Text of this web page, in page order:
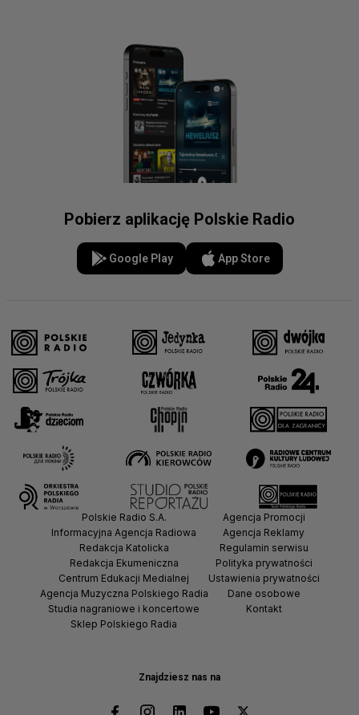
Pobierz aplikację Polskie Radio
Google Play App Store
Znajdziesz nas na
Polskie Radio S.A.
Informacyjna Agencja Radiowa
Redakcja Katolicka
Redakcja Ekumeniczna
Centrum Edukacji Medialnej
Agencja Muzyczna Polskiego Radia
Studia nagraniowe i koncertowe
Sklep Polskiego Radia
Agencja Promocji
Agencja Reklamy
Regulamin serwisu
Polityka prywatności
Ustawienia prywatności
Dane osobowe
Kontakt